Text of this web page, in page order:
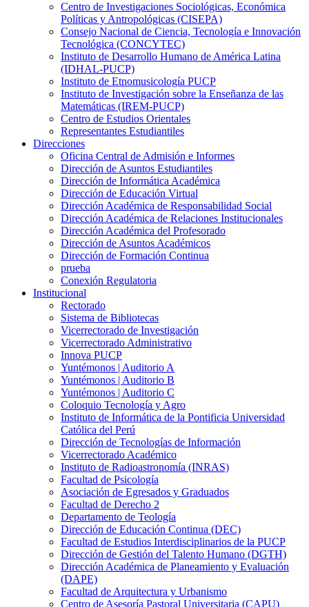
Centro de Investigaciones Sociológicas, Económica
Políticas y Antropológicas (CISEPA)
Consejo Nacional de Ciencia, Tecnología e Innovación
Tecnológica (CONCYTEC)
Instituto de Desarrollo Humano de América Latina
(IDHAL-PUCP)
Instituto de Etnomusicología PUCP
Instituto de Investigación sobre la Enseñanza de las
Matemáticas (IREM-PUCP)
Centro de Estudios Orientales
Representantes Estudiantiles
Direcciones
Oficina Central de Admisión e Informes
Dirección de Asuntos Estudiantiles
Dirección de Informática Académica
Dirección de Educación Virtual
Dirección Académica de Responsabilidad Social
Dirección Académica de Relaciones Institucionales
Dirección Académica del Profesorado
Dirección de Asuntos Académicos
Dirección de Formación Continua
prueba
Conexión Regulatoria
Institucional
Rectorado
Sistema de Bibliotecas
Vicerrectorado de Investigación
Vicerrectorado Administrativo
Innova PUCP
Yuntémonos | Auditorio A
Yuntémonos | Auditorio B
Yuntémonos | Auditorio C
Coloquio Tecnología y Agro
Instituto de Informática de la Pontificia Universidad
Católica del Perú
Dirección de Tecnologías de Información
Vicerrectorado Académico
Instituto de Radioastronomía (INRAS)
Facultad de Psicología
Asociación de Egresados y Graduados
Facultad de Derecho 2
Departamento de Teología
Dirección de Educación Continua (DEC)
Facultad de Estudios Interdisciplinarios de la PUCP
Dirección de Gestión del Talento Humano (DGTH)
Dirección Académica de Planeamiento y Evaluación
(DAPE)
Facultad de Arquitectura y Urbanismo
Centro de Asesoría Pastoral Universitaria (CAPU)